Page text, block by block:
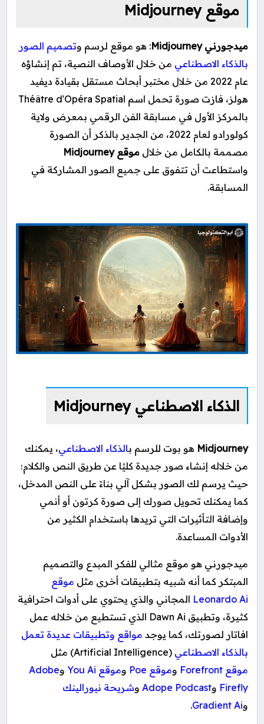
موقع Midjourney
ميدجورني Midjourney : هو موقع لرسم وتصميم الصور
بالذكاء الاصطناعي من خلال الأوصاف النصية، تم إنشاؤه
عام 2022 من خلال مختبر أبحاث مستقل بقيادة ديفيد
هولز، فازت صورة تحمل اسم Théâtre d'Opéra Spatial
بالمركز الأول في مسابقة الفن الرقمي بمعرض ولاية
كولورادو لعام 2022، من الجدير بالذكر أن الصورة
مصممة بالكامل من خلالموقع Midjourney
واستطاعت أن تتفوق على جميع الصور المشاركة في
المسابقة.
الذكاء الاصطناعي Midjourney
Midjourney هو بوت للرسم بالذكاء الاصطناعي، يمكنك
من خلاله إنشاء صور جديدة كليًا عن طريق النص والكلام؛
حيث يرسم لك الصور بشكل آلي بناءً على النص المدخل،
كما يمكنك تحويل صورك إلى صورة كرتون أو أنمي
وإضافة التأثيرات التي تريدها باستخدام الكثير من
الأدوات المساعدة.
ميدجورني هو موقع مثالي للفكر المبدع والتصميم
المبتكر كما أنه شبيه بتطبيقات أخرى مثل موقع
Leonardo Ai المجاني والذي يحتوي على أدوات احترافية
كثيرة، وتطبيق Dawn Ai الذي تستطيع من خلاله عمل
افاتار لصورتك، كما يوجد مواقع وتطبيقات عديدة تعمل
بالذكاء الاصطناعي (Artificial Intelligence) مثل
موقع Forefront
وموقع Poe وموقع You Ai وAdobe
Firefly وAdope Podcast وشريحة نيورالينك
وGradient Ai
.